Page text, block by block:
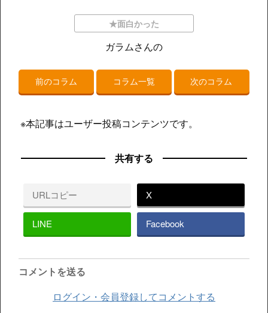
★面白かった
ガラムさんの
前のコラム コラム一覧 次のコラム
※本記事はユーザー投稿コンテンツです。
共有する
URLコピー X
LINE Facebook
コメントを送る
ログイン・会員登録してコメントする